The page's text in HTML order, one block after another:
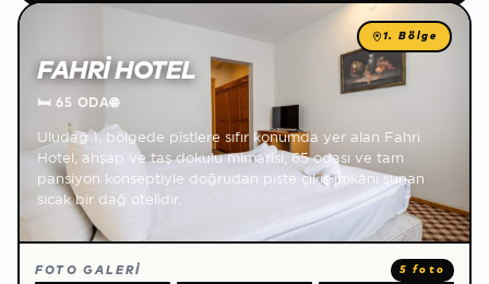
1. Bölge
FAHRI HOTEL
🛏65 ODA🌐
Uludağ 1. bölgede pistlere sıfır konumda yer alan Fahri
Hotel, ahşap ve taş dokulu mimarisi, 65 odası ve tam
pansiyon konseptiyle doğrudan piste çıkış imkânı sunan
sıcak bir dağ otelidir.
FOTO GALERİ 5 foto